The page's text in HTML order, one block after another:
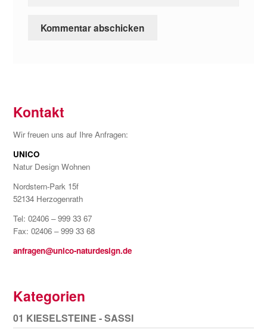
Kontakt
Wir freuen uns auf Ihre Anfragen:
UNICO
Natur Design Wohnen
Nordstern-Park 15f
52134 Herzogenrath
Tel: 02406 – 999 33 67
Fax: 02406 – 999 33 68
anfragen@unico-naturdesign.de
Kategorien
01 KIESELSTEINE - SASSI